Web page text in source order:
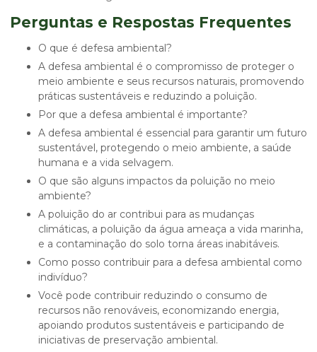
Perguntas e Respostas Frequentes
O que é defesa ambiental?
A defesa ambiental é o compromisso de proteger o
meio ambiente e seus recursos naturais, promovendo
práticas sustentáveis e reduzindo a poluição.
Por que a defesa ambiental é importante?
A defesa ambiental é essencial para garantir um futuro
sustentável, protegendo o meio ambiente, a saúde
humana e a vida selvagem.
O que são alguns impactos da poluição no meio
ambiente?
A poluição do ar contribui para as mudanças
climáticas, a poluição da água ameaça a vida marinha,
e a contaminação do solo torna áreas inabitáveis.
Como posso contribuir para a defesa ambiental como
indivíduo?
Você pode contribuir reduzindo o consumo de
recursos não renováveis, economizando energia,
apoiando produtos sustentáveis e participando de
iniciativas de preservação ambiental.